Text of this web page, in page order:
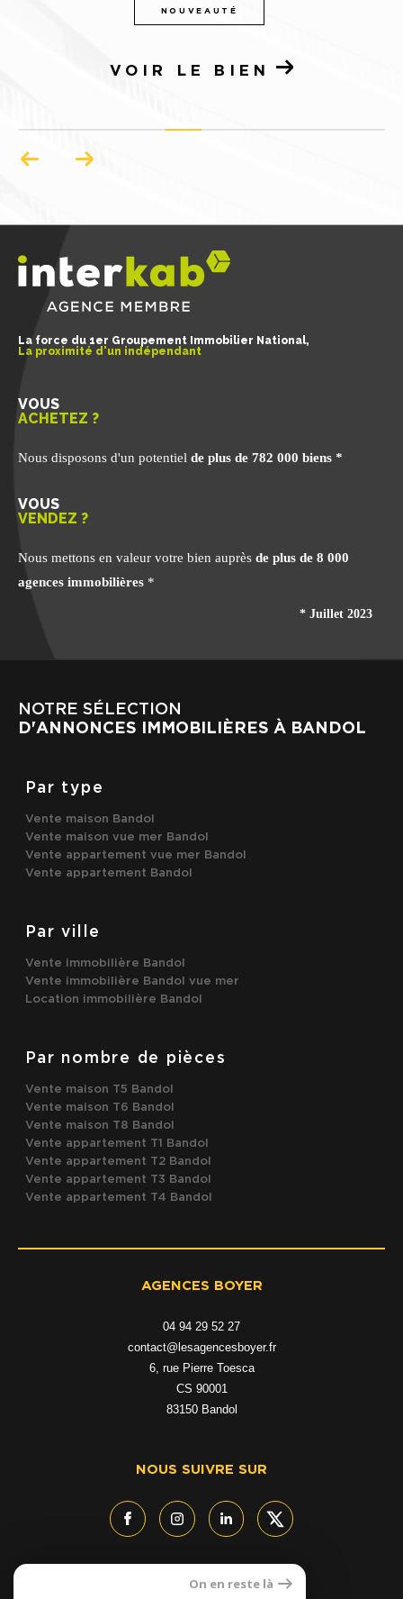
NOUVEAUTÉ
VOIR LE BIEN
La force du 1er Groupement Immobilier National,
La proximité d'un indépendant
VOUS
ACHETEZ ?
Nous disposons d'un potentiel de plus de 782 000 biens *
VOUS
VENDEZ ?
Nous mettons en valeur votre bien auprès de plus de 8 000
agences immobilières *
* Juillet 2023
NOTRE SÉLECTION
D'ANNONCES IMMOBILIÈRES À BANDOL
Par type
Vente maison Bandol
Vente maison vue mer Bandol
Vente appartement vue mer Bandol
Vente appartement Bandol
Par ville
Vente immobilière Bandol
Vente immobilière Bandol vue mer
Location immobilière Bandol
Par nombre de pièces
Vente maison T5 Bandol
Vente maison T6 Bandol
Vente maison T8 Bandol
Vente appartement T1 Bandol
Vente appartement T2 Bandol
Vente appartement T3 Bandol
Vente appartement T4 Bandol
AGENCES BOYER
04 94 29 52 27
contact@lesagencesboyer.fr
6, rue Pierre Toesca
CS 90001
83150
bandol
NOUS SUIVRE SUR
ADHÉRENTS
On en reste là